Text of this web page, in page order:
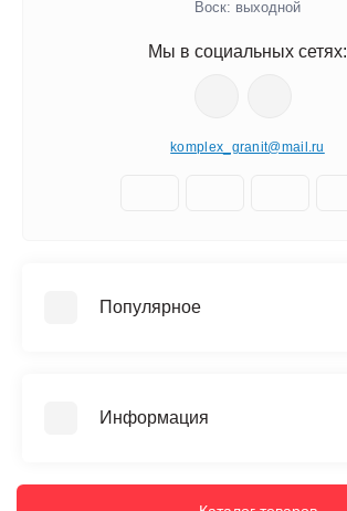
​Воск: выходной
Мы в социальных сетях:
komplex_granit@mail.ru
Популярное
Скульптуры
Информация